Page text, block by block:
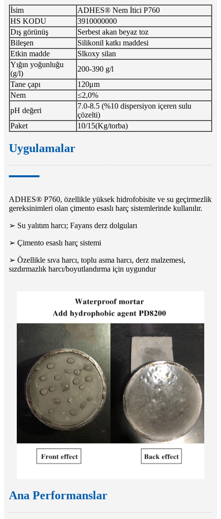
İsim
ADHES® Nem İtici P760
HS KODU
3910000000
Dış görünüş
Serbest akan beyaz toz
Bileşen
Silikonil katkı maddesi
Etkin madde
Slkoxy silan
Yığın yoğunluğu
(g/l)
200-390 g/l
Tane çapı
120μm
Nem
≤2,0%
pH değeri
7.0-8.5 (%10 dispersiyon içeren sulu
çözelti)
Paket
10/15(Kg/torba)
Uygulamalar
ADHES® P760, özellikle yüksek hidrofobisite ve su geçirmezlik
gereksinimleri olan çimento esaslı harç sistemlerinde kullanılır.
➢ Su yalıtım harcı; Fayans derz dolguları
➢ Çimento esaslı harç sistemi
➢ Özellikle sıva harcı, toplu asma harcı, derz malzemesi,
sızdırmazlık harcı/boyutlandırma için uygundur
Ana Performanslar